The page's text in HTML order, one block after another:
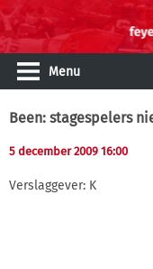
Menu
Been: stagespelers
5 december 2009 16:00
Verslaggever: K